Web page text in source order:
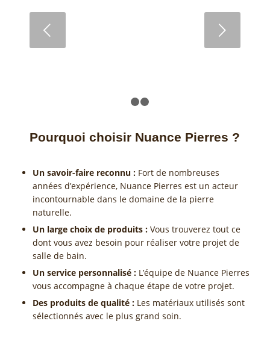
Pourquoi choisir Nuance Pierres ?
Un savoir-faire reconnu : Fort de nombreuses
années d’expérience, Nuance Pierres est un acteur
incontournable dans le domaine de la pierre
naturelle.
Un large choix de produits : Vous trouverez tout ce
dont vous avez besoin pour réaliser votre projet de
salle de bain.
Un service personnalisé : L’équipe de Nuance Pierres
vous accompagne à chaque étape de votre projet.
Des produits de qualité : Les matériaux utilisés sont
sélectionnés avec le plus grand soin.